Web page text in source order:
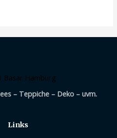
– Teppiche – Deko – uvm.
Links